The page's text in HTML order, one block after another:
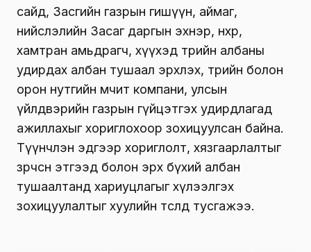
сайд, Засгийн газрын гишүүн, аймаг,
нийслэлийн Засаг даргын эхнэр, нөхөр,
хамтран амьдрагч, хүүхэд төрийн албаны
удирдах албан тушаал эрхлэх, төрийн болон
орон нутгийн өмчит компани, улсын
үйлдвэрийн газрын гүйцэтгэх удирдлагад
ажиллахыг хориглохоор зохицуулсан байна.
Түүнчлэн эдгээр хориглолт, хязгаарлалтыг
зөрчсөн этгээд болон эрх бүхий албан
тушаалтанд хариуцлагыг хүлээлгэх
зохицуулалтыг хуулийн төсөлд тусгажээ.